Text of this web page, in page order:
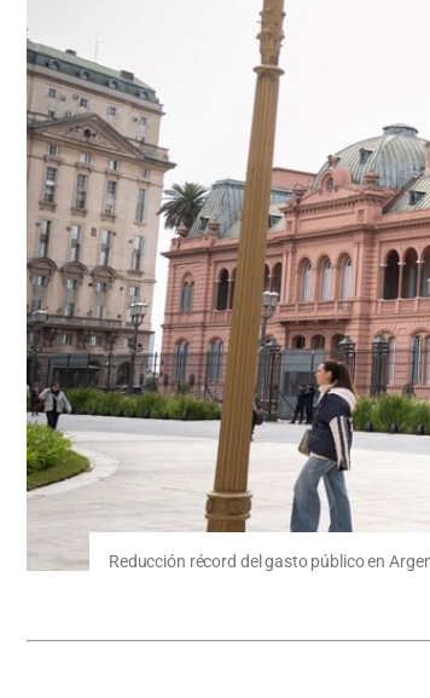
Reducción récord del gasto público en